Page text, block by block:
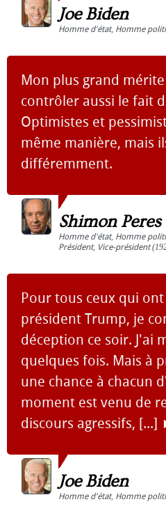
Joe Biden
Homme d'état, Homme
Mon plus grand
contrôler aussi le fait
Optimistes et
même manière, mais
différemment.
Shimon Peres
Homme d'état, Homme
Président, Vice-président
Pour tous ceux qui
président Trump, je
déception ce soir. J'ai
quelques fois. Mais à
une chance à chacun
moment est venu de
discours agressifs, [...]
Joe Biden
Homme d'état, Homme